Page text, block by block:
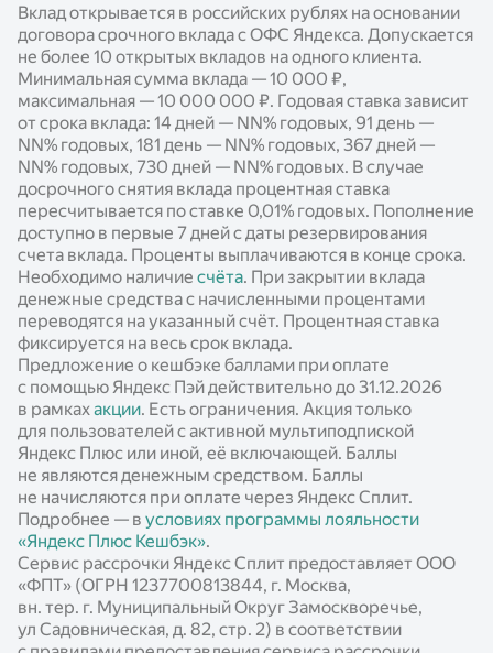
Вклад открывается в российских рублях на основании
договора срочного вклада с ОФС Яндекса. Допускается
не более 10 открытых вкладов на одного клиента.
Минимальная сумма вклада — 10 000 ₽,
максимальная — 10 000 000 ₽. Годовая ставка зависит
от срока вклада: 14 дней — NN% годовых, 91 день —
NN% годовых, 181 день — NN% годовых, 367 дней —
NN% годовых, 730 дней — NN% годовых. В случае
досрочного снятия вклада процентная ставка
пересчитывается по ставке 0,01% годовых. Пополнение
доступно в первые 7 дней с даты резервирования
счета вклада. Проценты выплачиваются в конце срока.
Необходимо наличие счёта. При закрытии вклада
денежные средства с начисленными процентами
переводятся на указанный счёт. Процентная ставка
фиксируется на весь срок вклада.
Предложение о кешбэке баллами при оплате
с помощью Яндекс Пэй действительно до 31.12.2026
в рамкахакции. Есть ограничения. Акция только
для пользователей с активной мультиподпиской
Яндекс Плюс или иной, её включающей. Баллы
не являются денежным средством. Баллы
не начисляются при оплате через Яндекс Сплит.
Подробнее — в условиях программы лояльности
«Яндекс Плюс Кешбэк».
Сервис рассрочки Яндекс Сплит предоставляет ООО
«ФПТ» (ОГРН 1237700813844, г. Москва,
вн. тер. г. Муниципальный Округ Замоскворечье,
ул Садовническая, д. 82, стр. 2) в соответствии